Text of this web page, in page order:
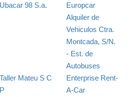
Ubacar 98 S.a.
Europcar
Alquiler de
Vehiculos Ctra.
Montcada, S/N.
- Est. de
Autobuses
Taller Mateu S C
P
Enterprise Rent-
A-Car